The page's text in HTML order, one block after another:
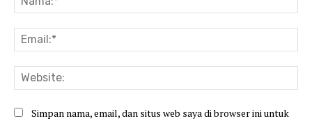
Simpan nama, email, dan situs web saya di browser ini untuk